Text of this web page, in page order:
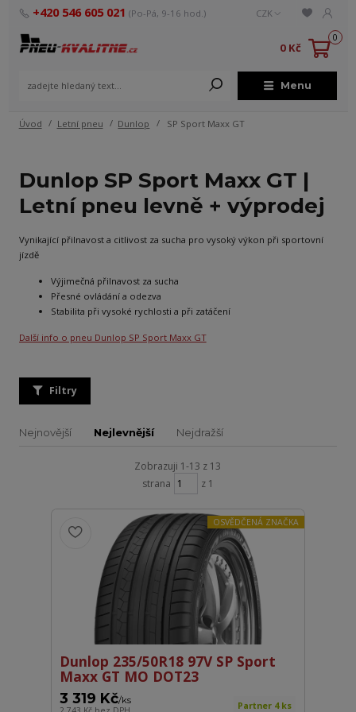
Menu
CZK
+420 546 605 021 (Po-Pá, 9-16 hod.)
0
0 Kč
Úvod Letní pneu Dunlop SP Sport Maxx GT
Dunlop SP Sport Maxx GT |
Letní pneu levně + výprodej
Vynikající přilnavost a citlivost za sucha pro vysoký výkon při sportovní
jízdě
Výjimečná přilnavost za sucha
Přesné ovládání a odezva
Stabilita při vysoké rychlosti a při zatáčení
Další info o pneu Dunlop SP Sport Maxx GT
Filtry
Nejnovější Nejlevnější Nejdražší
Zobrazuji 1-13 z 13
strana
z 1
OSVĚDČENÁ ZNAČKA
Dunlop 235/50R18 97V SP Sport
Maxx GT MO DOT23
3 319 Kč/ks
Partner 4 ks